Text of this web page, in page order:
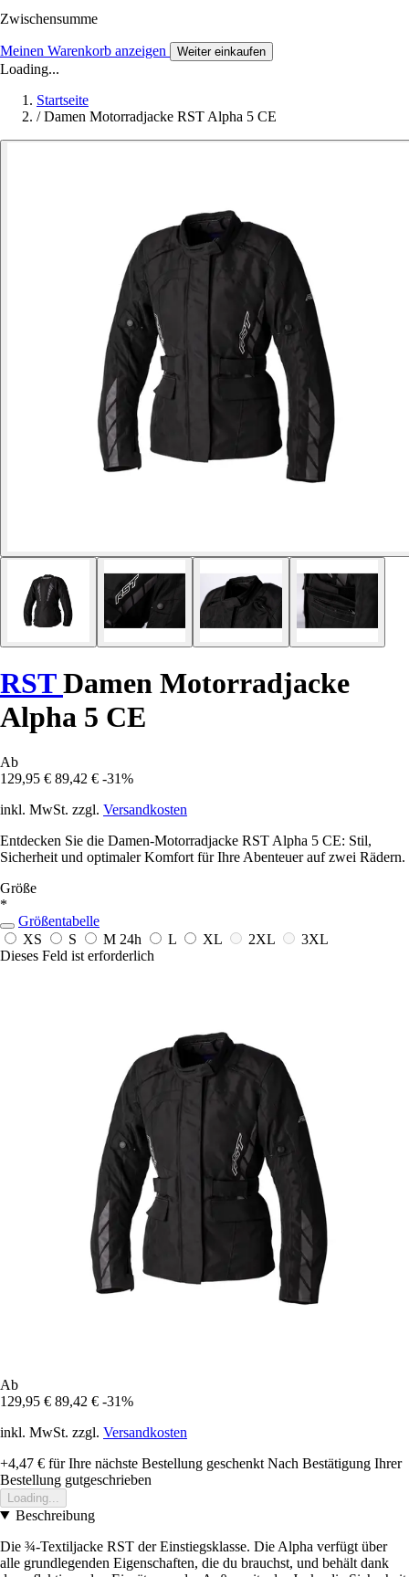
Zwischensumme
Meinen Warenkorb anzeigen Weiter einkaufen
Loading...
Startseite
/ Damen Motorradjacke RST Alpha 5 CE
RSTDamen Motorradjacke
Alpha 5 CE
Ab
129,95 € 89,42 € -31%
inkl. MwSt. zzgl. Versandkosten
Entdecken Sie die Damen-Motorradjacke RST Alpha 5 CE: Stil,
Sicherheit und optimaler Komfort für Ihre Abenteuer auf zwei Rädern.
Größe
*
Größentabelle
XS
S M 24h L XL 2XL
3XL
Dieses Feld ist erforderlich
Ab
129,95 € 89,42 € -31%
inkl. MwSt. zzgl. Versandkosten
+4,47 € für Ihre nächste Bestellung geschenkt Nach Bestätigung Ihrer
Bestellung gutgeschrieben
Loading...
Beschreibung
Die ¾-Textiljacke RST der Einstiegsklasse. Die Alpha verfügt über
alle grundlegenden Eigenschaften, die du brauchst, und behält dank